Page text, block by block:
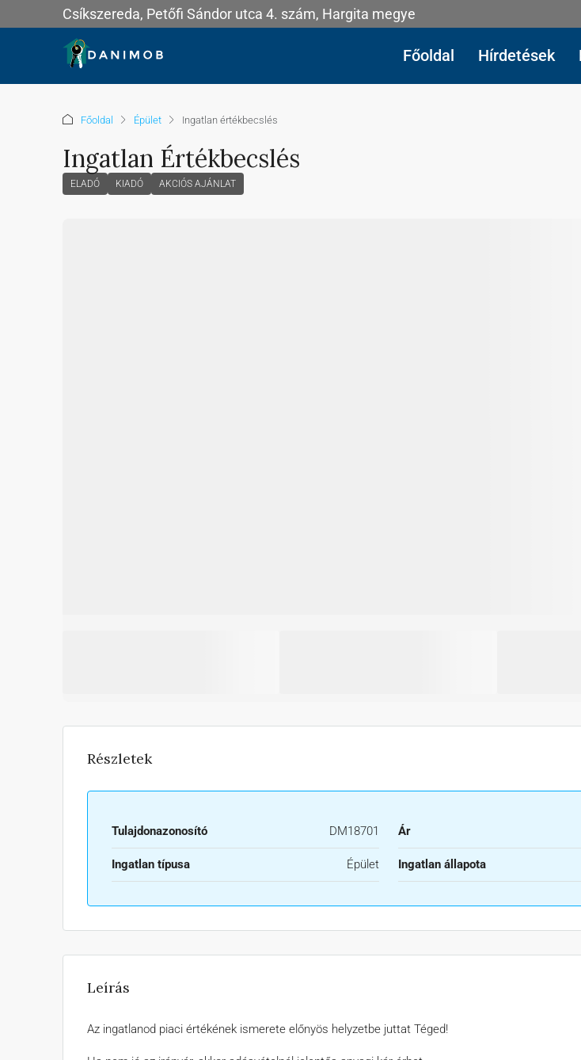
Csíkszereda, Petőfi Sándor utca 4. szám, Hargita megye
Főoldal Hírdetések
Főoldal Épület Ingatlan értékbecslés
Ingatlan Értékbecslés
ELADÓ KIADÓ AKCIÓS AJÁNLAT
Részletek
Tulajdonazonosító DM18701 Ár
Ingatlan típusa Épület Ingatlan állapota
Leírás
Az ingatlanod piaci értékének ismerete előnyös helyzetbe juttat Téged!